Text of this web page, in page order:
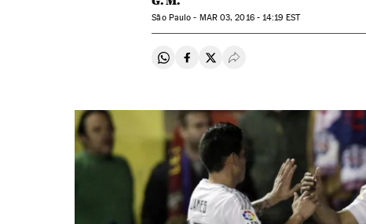
São Paulo - MAR03, 2016 - 14:19 EST
Compartir en Whatsapp
Compartir en Facebook
Compartir en Twitter
Desplegar Redes Sociales